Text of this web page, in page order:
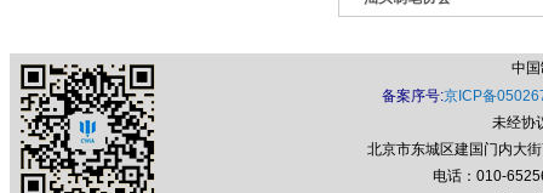
中
备案序号:京ICP备
未经协
北京市东城区建国门内大
电话：010-